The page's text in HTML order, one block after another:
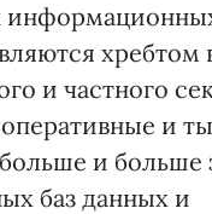
хребтом
и частного
и
и больше
баз данных и